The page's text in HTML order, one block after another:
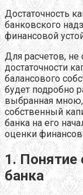
Достаточность
банковского
финансовой
Для расчетов,
достаточности
балансового
будет подробно
выбранная мною,
собственный
банка на его
оценки
1. Понятие
банка